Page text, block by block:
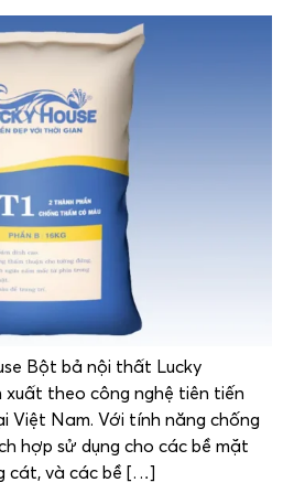
Bột bả nội thất Lucky
xuất theo công nghệ tiên tiến
Việt Nam. Với tính năng chống
hợp sử dụng cho các bề mặt
cát, và các bề […]